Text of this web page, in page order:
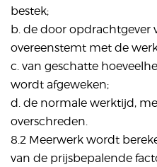
bestek;
b. de door opdrachtgever
overeenstemt met de
c. van geschatte
wordt afgeweken;
d. de normale werktijd,
overschreden.
8.2 Meerwerk wordt
van de prijsbepalende